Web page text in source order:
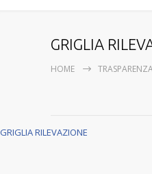
GRIGLIA
HOME
GRIGLIA RILEVAZIONE